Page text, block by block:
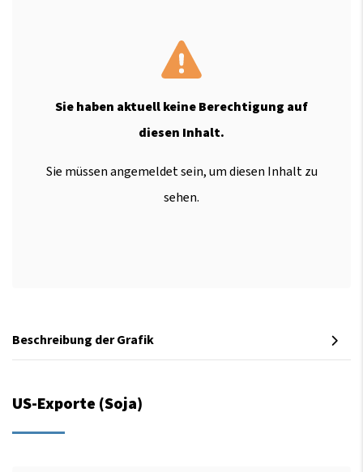
Sie haben aktuell keine Berechtigung auf
diesen Inhalt.
Sie müssen angemeldet sein, um diesen Inhalt zu
sehen.
Beschreibung der Grafik
US-Exporte (Soja)